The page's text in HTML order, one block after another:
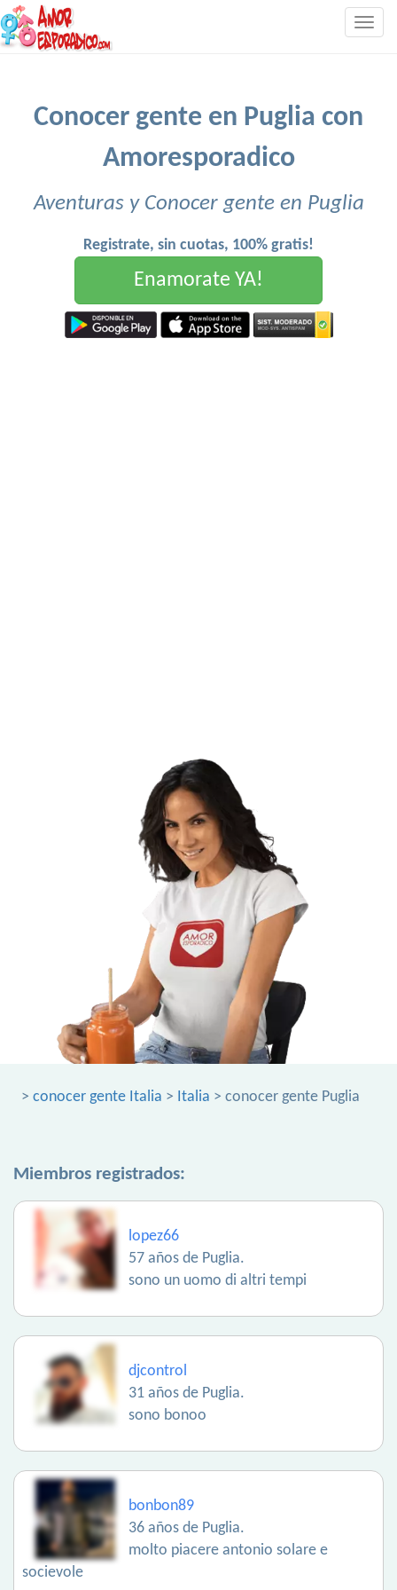
Conocer gente en Puglia con
Amoresporadico
Aventuras y Conocer gente en Puglia
Registrate, sin cuotas, 100% gratis!
Enamorate YA!
> conocer gente Italia > Italia > conocer gente Puglia
Miembros registrados:
lopez66
57 años de Puglia.
sono un uomo di altri tempi
djcontrol
31 años de Puglia.
sono bonoo
bonbon89
36 años de Puglia.
molto piacere antonio solare e
socievole